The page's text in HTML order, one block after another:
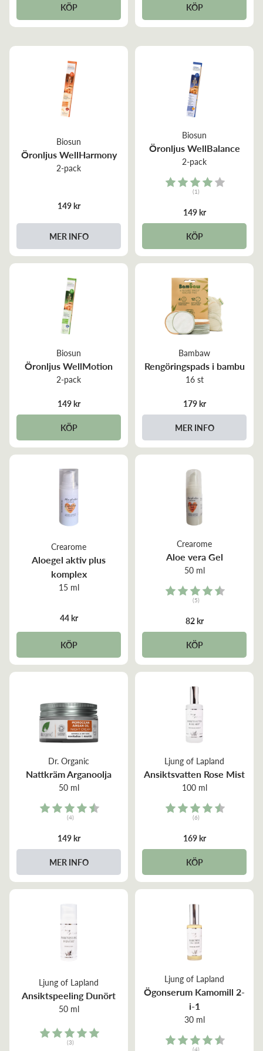
KÖP KÖP
Biosun
Öronljus WellHarmony
2-pack
149 kr
MER INFO
Biosun
Öronljus WellBalance
2-pack
Rating:
(1)
149 kr
KÖP
Biosun
Öronljus WellMotion
2-pack
149 kr
KÖP
Bambaw
Rengöringspads i bambu
16 st
179 kr
MER INFO
Crearome
Aloegel aktiv plus
komplex
15 ml
44 kr
KÖP
Crearome
Aloe vera Gel
50 ml
Rating:
(5)
82 kr
KÖP
Dr. Organic
Nattkräm Arganoolja
50 ml
Rating:
(4)
149 kr
MER INFO
Ljung of Lapland
Ansiktsvatten Rose Mist
100 ml
Rating:
(6)
169 kr
KÖP
Ljung of Lapland
Ansiktspeeling Dunört
50 ml
Rating:
(3)
Ljung of Lapland
Ögonserum Kamomill 2-
i-1
30 ml
Rating:
(4)